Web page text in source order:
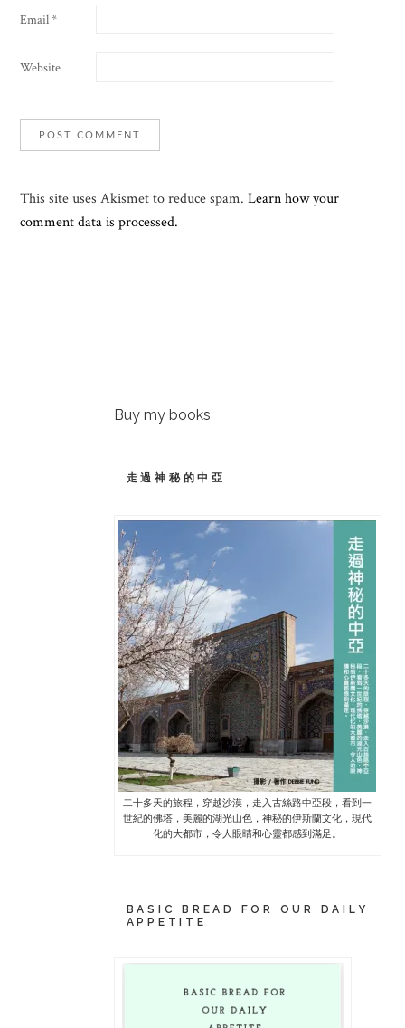
Email*
Website
This site uses Akismet to reduce spam.Learn how your
comment data is processed.
Buy my books
走過神秘的中亞
二十多天的旅程，穿越沙漠，走入古絲路中亞段，看到一
世紀的佛塔，美麗的湖光山色，神秘的伊斯蘭文化，現代
化的大都市，令人眼睛和心靈都感到滿足。
BASIC BREAD FOR OUR DAILY
APPETITE